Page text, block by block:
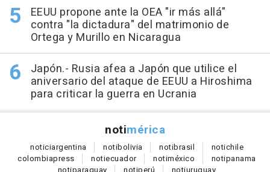
EEUU propone ante la OEA "ir más allá"
contra "la dictadura" del matrimonio de
Ortega y Murillo en Nicaragua
Japón.- Rusia afea a Japón que utilice el
aniversario del ataque de EEUU a Hiroshima
para criticar la guerra en Ucrania
notimérica
noticiargentina notibolivia notibrasil notichile
colombiapress notiecuador notiméxico notipanama